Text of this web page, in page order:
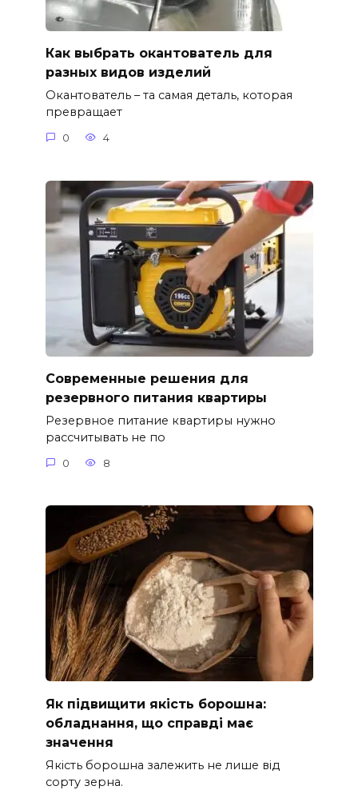
Как выбрать окантователь для
разных видов изделий
Окантователь – та самая деталь, которая
превращает
0 4
Современные решения для
резервного питания квартиры
Резервное питание квартиры нужно
рассчитывать не по
0 8
Як підвищити якість борошна:
обладнання, що справді має
значення
Якість борошна залежить не лише від
сорту зерна.